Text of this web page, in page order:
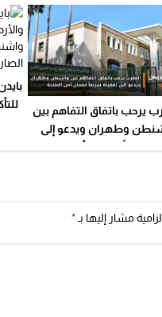
يرحب باتفاق التفاهم بين
وطهران ويدعو إلى
مشار إليها بـ *